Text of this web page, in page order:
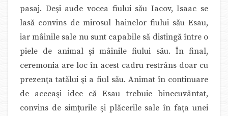
pasaj. Deşi aude vocea fiului său Iacov, Isaac se
lasă convins de mirosul hainelor fiului său Esau,
iar mâinile sale nu sunt capabile să distingă între o
piele de animal şi mâinile fiului său. În final,
ceremonia are loc în acest cadru restrâns doar cu
prezenţa tatălui şi a fiul său. Animat în continuare
de aceeaşi idee că Esau trebuie binecuvântat,
convins de simţurile şi plăcerile sale în faţa unei